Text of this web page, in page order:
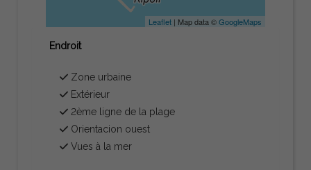
Leaflet| Map data ©GoogleMaps
Endroit
Zone urbaine
Extérieur
2ème ligne de la plage
Orientacion ouest
Vues à la mer